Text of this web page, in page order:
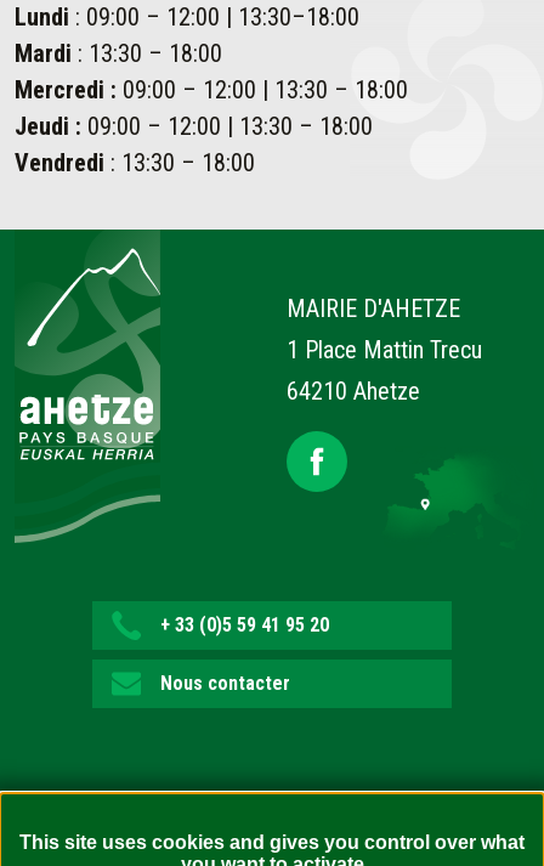
This site uses cookies and gives you control over what
Lundi : 09:00 – 12:00 | 13:30–18:00
Mardi : 13:30 – 18:00
Mercredi : 09:00 – 12:00 | 13:30 – 18:00
Jeudi : 09:00 – 12:00 | 13:30 – 18:00
Vendredi : 13:30 – 18:00
MAIRIE D'AHETZE
1 Place Mattin Trecu
64210 Ahetze
+ 33 (0)5 59 41 95 20
Nous contacter